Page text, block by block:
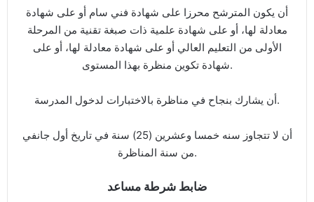
أن يكون المترشح محرزا على شهادة فني سام أو على شهادة
معادلة لها، أو على شهادة علمية ذات صبغة تقنية من المرحلة
الأولى من التعليم العالي أو على شهادة معادلة لها، أو على
شهادة تكوين منظرة بهذا المستوى.
أن يشارك بنجاح في مناظرة بالاختبارات لدخول المدرسة.
أن لا تتجاوز سنه خمسا وعشرين (25) سنة في تاريخ أول جانفي
من سنة المناظرة.
ضابط شرطة مساعد